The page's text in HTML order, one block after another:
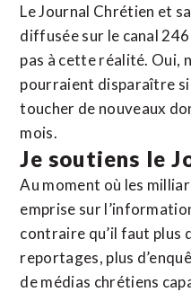
Le Journal Chrétien et
diffusée sur le canal 246
pas à cette réalité. Oui,
pourraient disparaître si
toucher de nouveaux
mois.
Je soutiens le
Au moment où les
emprise sur
contraire qu’il faut plus
reportages, plus
de médias chrétiens